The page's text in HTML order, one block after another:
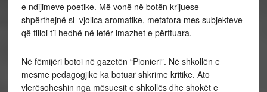
e ndijimeve poetike. Më vonë në botën krijuese
shpërthejnë si vjollca aromatike, metafora mes subjekteve
që filloi t’i hedhë në letër imazhet e përftuara.
Në fëmijëri botoi në gazetën “Pionieri”. Në shkollën e
mesme pedagogjike ka botuar shkrime kritike. Ato
vlerësoheshin nga mësuesit e shkollës dhe shokët e